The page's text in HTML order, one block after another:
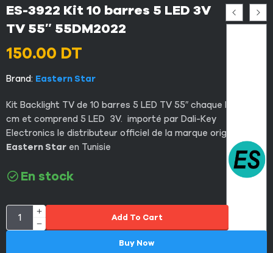
ES-3922 Kit 10 barres 5 LED 3V
TV 55″ 55DM2022
150.00 DT
Brand: Eastern Star
Kit Backlight TV de 10 barres 5 LED TV 55″ chaque barre 55
cm et comprend 5 LED 3V. importé par Dali-Key
Electronics le distributeur officiel de la marque original
Eastern Star en Tunisie
En stock
Add To Cart
Buy Now